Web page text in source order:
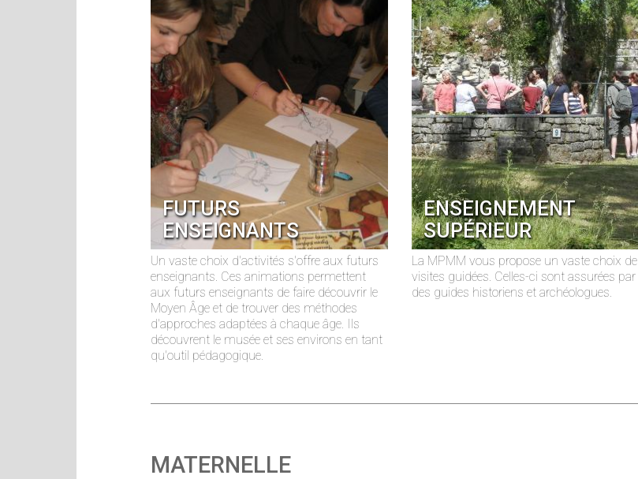
FUTURS
ENSEIGNANTS
Un vaste choix d'activités s'offre aux futurs
enseignants. Ces animations permettent
aux futurs enseignants de faire découvrir le
Moyen Âge et de trouver des méthodes
d'approches adaptées à chaque âge. Ils
découvrent le musée et ses environs en tant
qu'outil pédagogique.
ENSEIGNEMENT
SUPÉRIEUR
La MPMM vous propose un vaste choix de
visites guidées. Celles-ci sont assurées par
des guides historiens et archéologues.
MATERNELLE